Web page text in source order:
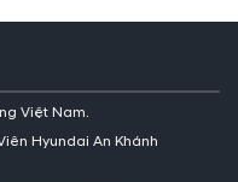
Việt Nam.
Hyundai An Khánh